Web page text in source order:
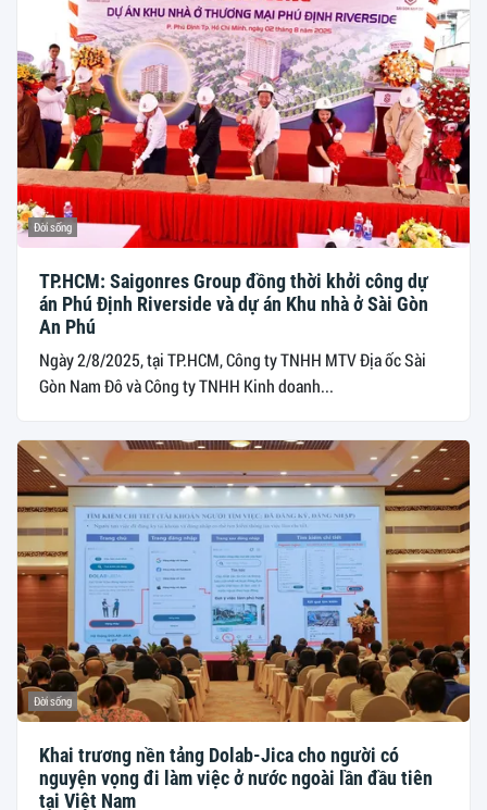
Đời sống
TP.HCM: Saigonres Group đồng thời khởi công dự
án Phú Định Riverside và dự án Khu nhà ở Sài Gòn
An Phú
Ngày 2/8/2025, tại TP.HCM, Công ty TNHH MTV Địa ốc Sài
Gòn Nam Đô và Công ty TNHH Kinh doanh...
Đời sống
Khai trương nền tảng Dolab-Jica cho người có
nguyện vọng đi làm việc ở nước ngoài lần đầu tiên
tại Việt Nam